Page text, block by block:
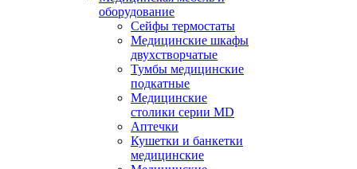
оборудование
Сейфы термостаты
Медицинские шкафы
двухстворчатые
Тумбы медицинские
подкатные
Медицинские
столики серии MD
Аптечки
Кушетки и банкетки
медицинские